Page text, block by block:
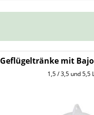
Geflügeltränke mit
1,5 / 3,5 und 5,5